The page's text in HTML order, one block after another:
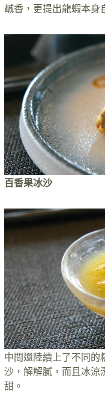
鹹香，更提出龍蝦本身
百香果冰沙
中間還陸續上了不同的
沙，解解膩，而且冰涼
甜。